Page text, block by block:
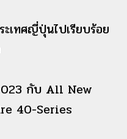
ะเทศญี่ปุ่นไปเรียบร้อย
กับ All New
40-Series